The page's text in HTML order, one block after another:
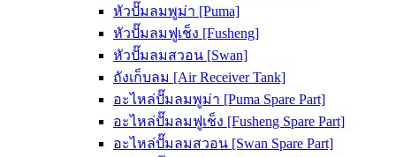
หัวปั๊มลมพูม่า [Puma]
หัวปั๊มลมฟูเช็ง [Fusheng]
หัวปั๊มลมสวอน [Swan]
ถังเก็บลม [Air Receiver Tank]
อะไหล่ปั๊มลมพูม่า [Puma Spare Part]
อะไหล่ปั๊มลมฟูเช็ง [Fusheng Spare Part]
อะไหล่ปั๊มลมสวอน [Swan Spare Part]